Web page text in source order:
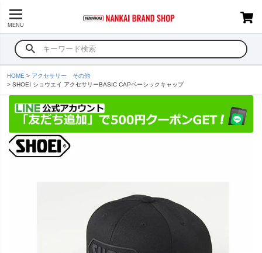
MENU
HOME
アクセサリー その他
SHOEI ショウエイ アクセサリーBASIC CAPベーシックキャップ